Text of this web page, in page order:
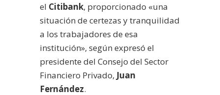
el Citibank, proporcionado «una
situación de certezas y tranquilidad
a los trabajadores de esa
institución», según expresó el
presidente del Consejo del Sector
Financiero Privado, Juan
Fernández.